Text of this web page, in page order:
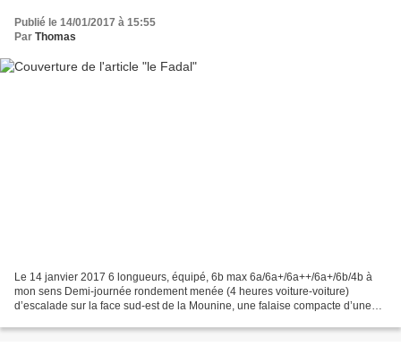
Publié le 14/01/2017 à 15:55
Par Thomas
Le 14 janvier 2017 6 longueurs, équipé, 6b max 6a/6a+/6a++/6a+/6b/4b à
mon sens Demi-journée rondement menée (4 heures voiture-voiture)
d’escalade sur la face sud-est de la Mounine, une falaise compacte d’une